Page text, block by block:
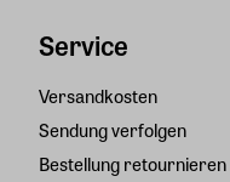
Service
Versandkosten
Sendung verfolgen
Bestellung retournieren